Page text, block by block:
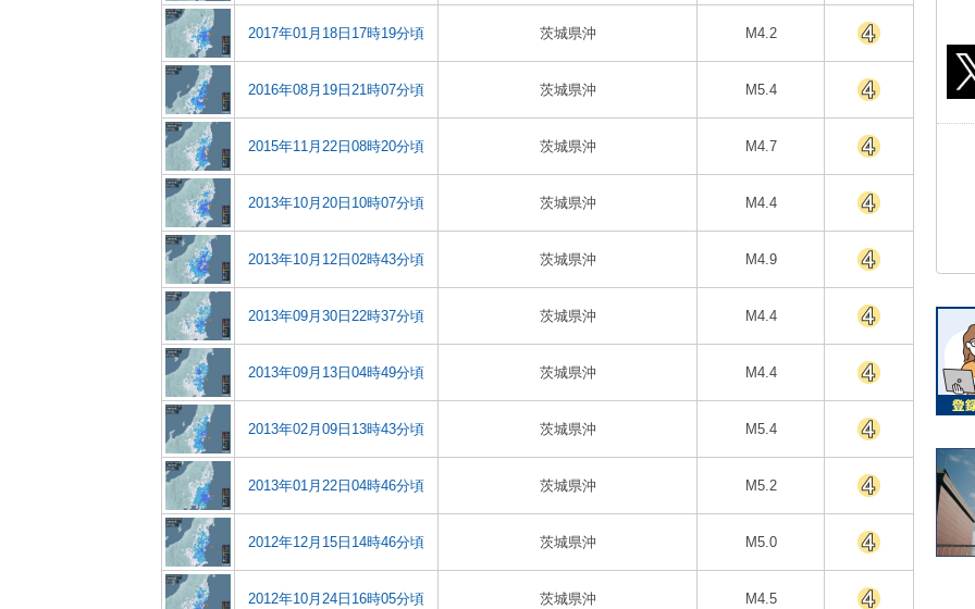
2017年01月18日17時19分頃 茨城県沖 M4.2
2016年08月19日21時07分頃 茨城県沖 M5.4
2015年11月22日08時20分頃 茨城県沖 M4.7
2013年10月20日10時07分頃 茨城県沖 M4.4
2013年10月12日02時43分頃 茨城県沖 M4.9
2013年09月30日22時37分頃 茨城県沖 M4.4
2013年09月13日04時49分頃 茨城県沖 M4.4
2013年02月09日13時43分頃 茨城県沖 M5.4
2013年01月22日04時46分頃 茨城県沖 M5.2
2012年12月15日14時46分頃 茨城県沖 M5.0
2012年10月24日16時05分頃 茨城県沖 M4.5